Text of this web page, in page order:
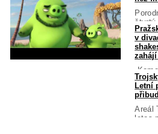
čtvrtý
v
že si
Letní
Areál
letos